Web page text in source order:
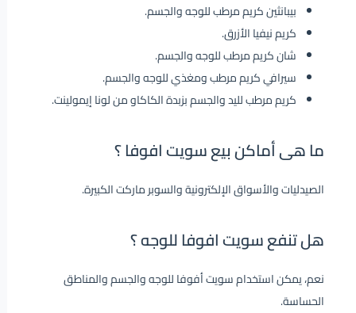
بيبانثين كريم مرطب للوجه والجسم.
كريم نيفيا الأزرق.
شان كريم مرطب للوجه والجسم.
سيرافي كريم مرطب ومغذي للوجه والجسم.
كريم مرطب لليد والجسم بزبدة الكاكاو من لونا إيمولينت.
ما هى أماكن بيع سويت افوفا ؟
الصيدليات والأسواق الإلكترونية والسوبر ماركت الكبيرة.
هل تنفع سويت افوفا للوجه ؟
نعم، يمكن استخدام سويت أفوفا للوجه والجسم والمناطق
الحساسة.